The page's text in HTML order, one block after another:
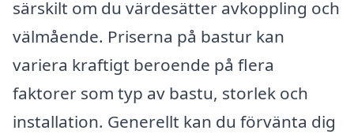
särskilt om du värdesätter avkoppling och
välmående. Priserna på bastur kan
variera kraftigt beroende på flera
faktorer som typ av bastu, storlek och
installation. Generellt kan du förvänta dig